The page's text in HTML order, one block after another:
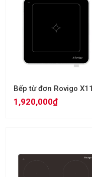
Bếp từ đơn Rovigo X11
1,920,000₫